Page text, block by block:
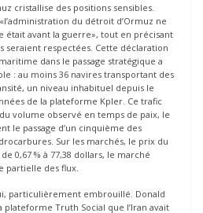
cristallise des positions sensibles.
du détroit d’Ormuz ne
était avant la guerre», tout en précisant
seraient respectées. Cette déclaration
dans le passage stratégique a
: au moins 36 navires transportant des
un niveau inhabituel depuis le
de la plateforme Kpler. Ce trafic
volume observé en temps de paix, le
le passage d’un cinquième des
Sur les marchés, le prix du
0,67 % à 77,38 dollars, le marché
partielle des flux.
particulièrement embrouillé. Donald
Truth Social que l’Iran avait